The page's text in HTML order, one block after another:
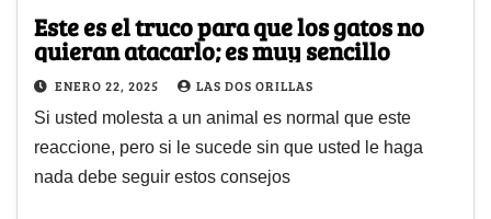
Este es el truco para que los gatos no
quieran atacarlo; es muy sencillo
ENERO 22, 2025 LAS DOS ORILLAS
Si usted molesta a un animal es normal que este
reaccione, pero si le sucede sin que usted le haga
nada debe seguir estos consejos